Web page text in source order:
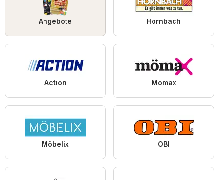
Angebote Hornbach
Action Mömax
Möbelix OBI